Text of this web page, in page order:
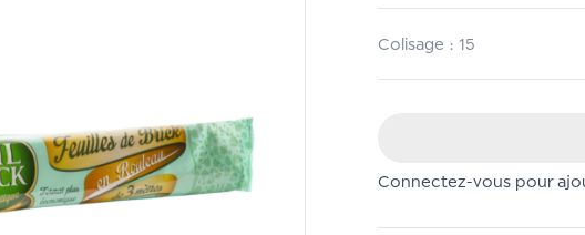
Colisage : 15
Connectez-vous pour